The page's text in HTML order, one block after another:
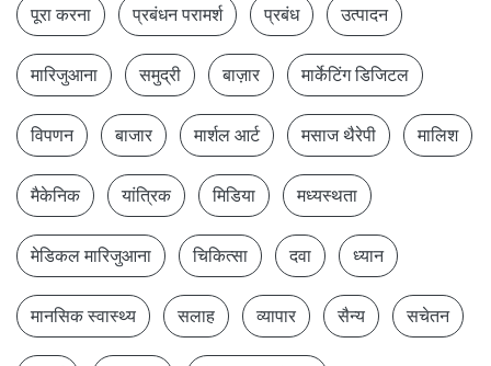
पूरा करना प्रबंधन परामर्श प्रबंध उत्पादन
मारिजुआना समुद्री बाज़ार मार्केटिंग डिजिटल
विपणन बाजार मार्शल आर्ट मसाज थैरेपी मालिश
मैकेनिक यांत्रिक मिडिया मध्यस्थता
मेडिकल मारिजुआना चिकित्सा दवा ध्यान
मानसिक स्वास्थ्य सलाह व्यापार सैन्य सचेतन